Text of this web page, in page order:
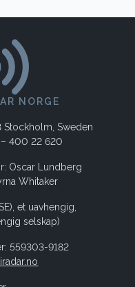
NORGE
Stockholm, Sweden
– 400 22 620
Oscar Lundberg
Whitaker
et uavhengig,
selskap)
559303-9182